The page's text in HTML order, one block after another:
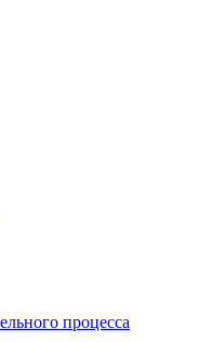
процесса